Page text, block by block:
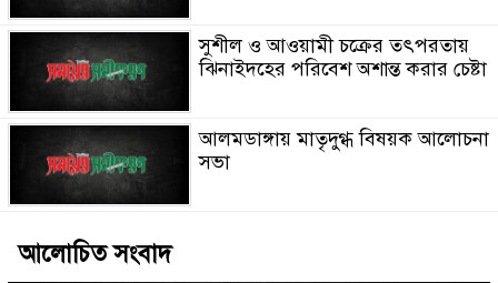
সুশীল ও আওয়ামী চক্রের তৎপরতায়
ঝিনাইদহের পরিবেশ অশান্ত করার চেষ্টা
আলমডাঙ্গায় মাতৃদুগ্ধ বিষয়ক আলোচনা
সভা
আলোচিত সংবাদ